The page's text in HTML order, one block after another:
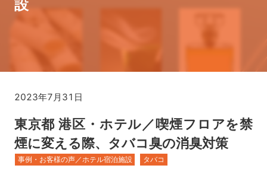
設
2023年7月31日
東京都 港区・ホテル／喫煙フロアを禁
煙に変える際、タバコ臭の消臭対策
事例・お客様の声／ホテル宿泊施設 タバコ